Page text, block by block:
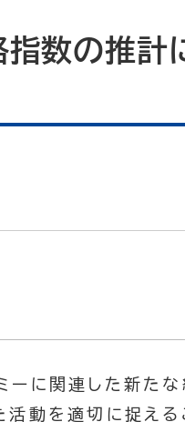
指数の推計
ーに関連した新た
活動を適切に捉える